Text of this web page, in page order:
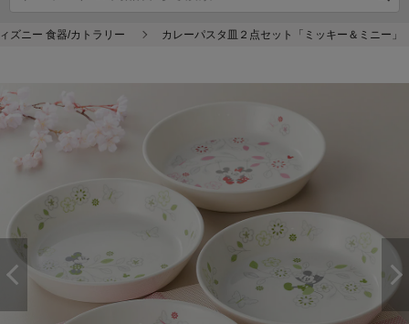
ズニー 食器/カトラリー カレーパスタ皿２点セット「ミッキー＆ミニー」